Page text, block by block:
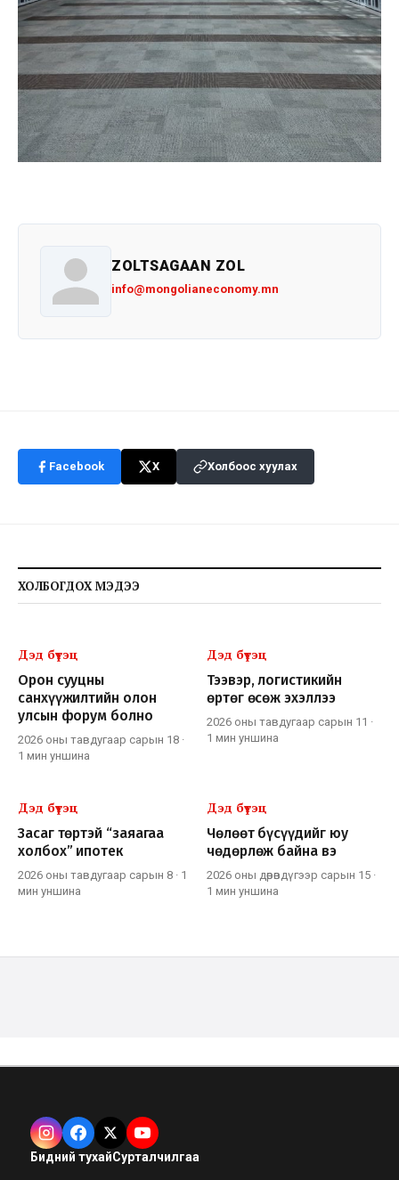
ZOLTSAGAAN ZOL
info@mongolianeconomy.mn
Facebook X Холбоос хуулах
ХОЛБОГДОХ МЭДЭЭ
Дэд бүтэц
Орон сууцны
санхүүжилтийн олон
улсын форум болно
2026 оны тавдугаар сарын 18 ·
1 мин уншина
Дэд бүтэц
Тээвэр, логистикийн
өртөг өсөж эхэллээ
2026 оны тавдугаар сарын 11 ·
1 мин уншина
Дэд бүтэц
Засаг төртэй “заяагаа
холбох” ипотек
2026 оны тавдугаар сарын 8 · 1
мин уншина
Дэд бүтэц
Чөлөөт бүсүүдийг юу
чөдөрлөж байна вэ
2026 оны дөрөвдүгээр сарын 15 ·
1 мин уншина
Бидний тухайСурталчилгаа